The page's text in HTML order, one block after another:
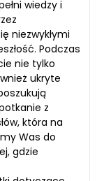
wiedzy i
niezwykłymi
Podczas
nie tylko
ukryte
z
która na
Was do
gdzie